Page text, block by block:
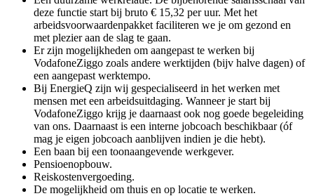
deze functie start bij bruto € 15,32 per uur. Met het
arbeidsvoorwaardenpakket faciliteren we je om gezond en
met plezier aan de slag te gaan.
Er zijn mogelijkheden om aangepast te werken bij
VodafoneZiggo zoals andere werktijden (bijv halve dagen) of
een aangepast werktempo.
Bij EnergieQ zijn wij gespecialiseerd in het werken met
mensen met een arbeidsuitdaging. Wanneer je start bij
VodafoneZiggo krijg je daarnaast ook nog goede begeleiding
van ons. Daarnaast is een interne jobcoach beschikbaar (óf
mag je eigen jobcoach aanblijven indien je die hebt).
Een baan bij een toonaangevende werkgever.
Pensioenopbouw.
Reiskostenvergoeding.
De mogelijkheid om thuis en op locatie te werken.